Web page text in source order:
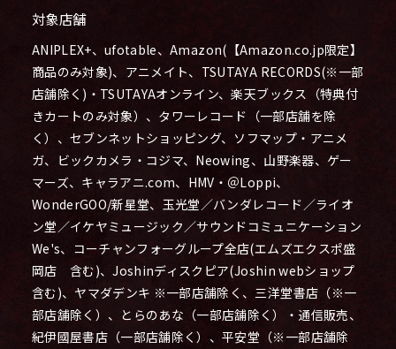
対象店舗
ANIPLEX+、ufotable、Amazon(【Amazon.co.jp限定】
商品のみ対象)、アニメイト、TSUTAYA RECORDS(※一部
店舗除く)・TSUTAYAオンライン、楽天ブックス（特典付
きカートのみ対象）、タワーレコード（一部店舗を除
く）、セブンネットショッピング、ソフマップ・アニメ
ガ、ビックカメラ・コジマ、Neowing、山野楽器、ゲー
マーズ、キャラアニ.com、HMV・＠Loppi、
WonderGOO/新星堂、玉光堂／バンダレコード／ライオ
ン堂／イケヤミュージック／サウンドコミュニケーション
We's、コーチャンフォーグループ全店(エムズエクスポ盛
岡店 含む)、Joshinディスクピア(Joshin webショップ
含む)、ヤマダデンキ ※一部店舗除く、三洋堂書店（※一
部店舗除く）、とらのあな（一部店舗除く）・通信販売、
紀伊國屋書店（一部店舗除く）、平安堂（※一部店舗除